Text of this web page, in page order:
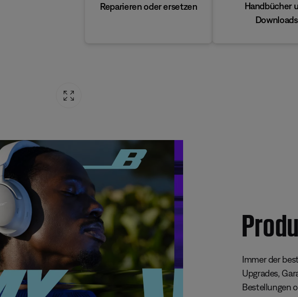
Reparieren oder ersetzen
Handbücher
Downloads
Immer der
Upgrades,
Bestellungen